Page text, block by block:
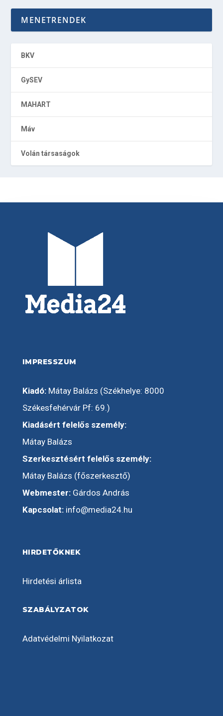
MENETRENDEK
BKV
GySEV
MAHART
Máv
Volán társaságok
IMPRESSZUM
Kiadó:Mátay Balázs (Székhelye: 8000
Székesfehérvár Pf: 69.)
Kiadásért felelős személy:
Mátay Balázs
Szerkesztésért felelős személy:
Mátay Balázs (főszerkesztő)
Webmester:Gárdos András
Kapcsolat: info@media24.hu
HIRDETŐKNEK
Hirdetési árlista
SZABÁLYZATOK
Adatvédelmi Nyilatkozat